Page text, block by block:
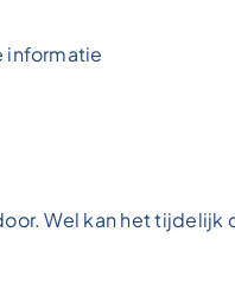
informatie
Wel kan het tijdelijk